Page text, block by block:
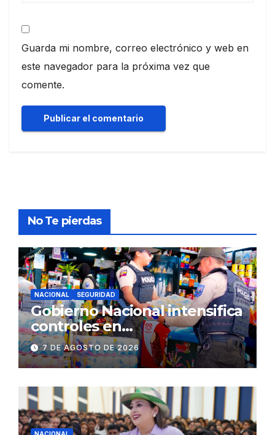
Guarda mi nombre, correo electrónico y web en
este navegador para la próxima vez que
comente.
No Te pierdas
NACIONAL SEGURIDAD
Gobierno Nacional intensifica
controles en
establecimientos y espacios
públicos de Pichincha: 684
operativos en zonas
comerciales y de
concurrencia
7 DE AGOSTO DE 2026
NACIONAL